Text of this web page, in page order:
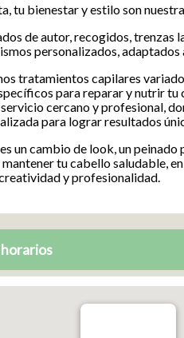
tu bienestar y estilo son
de autor, recogidos, trenzas
personalizados, adaptados
tratamientos capilares
para reparar y nutrir tu
cercano y profesional,
para lograr resultados
un cambio de look, un peinado
tu cabello saludable,
y profesionalidad.